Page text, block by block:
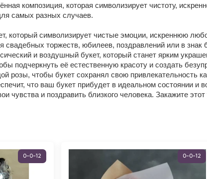
композиция, которая символизирует чистоту,
самых разных случаев.
который символизирует чистые эмоции, искреннюю
торжеств, юбилеев, поздравлений или в знак
и воздушный букет, который станет ярким
подчеркнуть её естественную красоту и создать
розы, чтобы букет сохранял свою привлекательность
что ваш букет прибудет в идеальном состоянии и
и поздравить близкого человека. Закажите
0-0-12 0-0-12